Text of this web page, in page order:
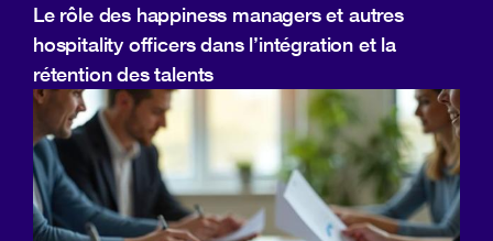
Le rôle des happiness managers et autres
hospitality officers dans l’intégration et la
rétention des talents